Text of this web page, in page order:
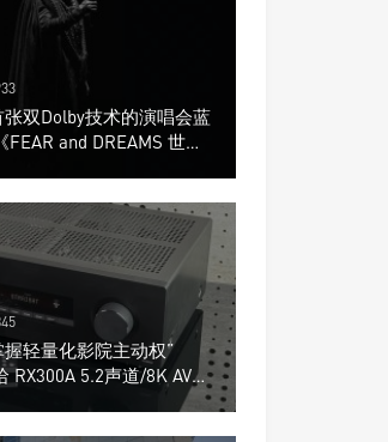
双Dolby技术的演唱会蓝
and DREAMS 世界
轻量化影院主动权”
RX300A 5.2声道/8K AV放